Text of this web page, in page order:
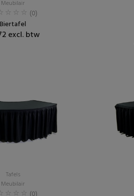
Meubilair
(0)
Biertafel
excl. btw
Tafels
Meubilair